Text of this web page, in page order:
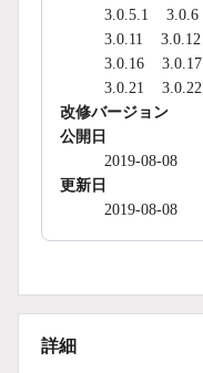
3.0.5.1
3.0.6
3.0.11
3.0.12
3.0.16
3.0.17
3.0.21
3.0.22
改修バージョン
公開日
2019-08-08
更新日
2019-08-08
詳細